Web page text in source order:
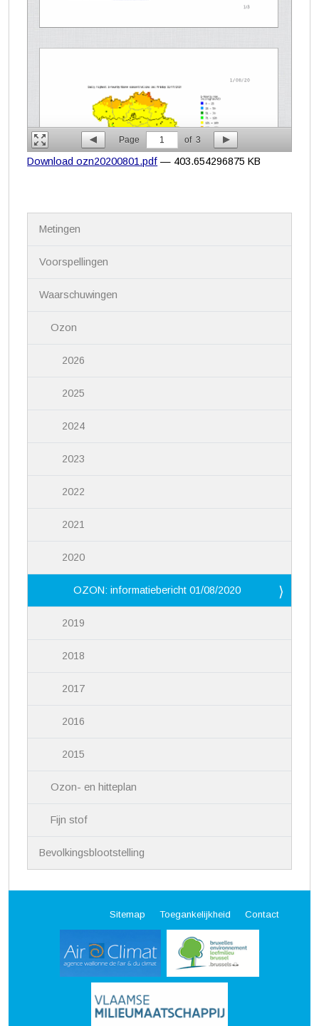
Page 1 of 3
Download ozn20200801.pdf — 403.654296875 KB
Metingen
Voorspellingen
Waarschuwingen
Ozon
2026
2025
2024
2023
2022
2021
2020
OZON: informatiebericht 01/08/2020
2019
2018
2017
2016
2015
Ozon- en hitteplan
Fijn stof
Bevolkingsblootstelling
Sitemap Toegankelijkheid Contact